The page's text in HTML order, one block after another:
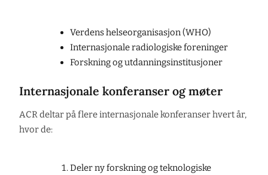
Verdens helseorganisasjon (WHO)
Internasjonale radiologiske foreninger
Forskning og utdanningsinstitusjoner
Internasjonale konferanser og møter
ACR deltar på flere internasjonale konferanser hvert år,
hvor de:
Deler ny forskning og teknologiske